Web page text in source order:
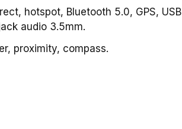
hotspot, Bluetooth 5.0, GPS, USB
audio 3.5mm.
proximity, compass.